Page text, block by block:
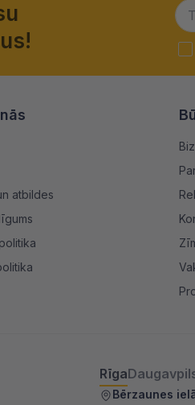
atbildes
Rīga
Bērzaunes